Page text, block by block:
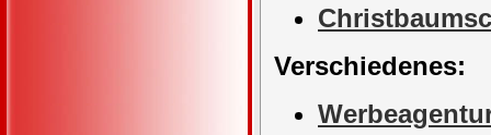
Verschiedenes: